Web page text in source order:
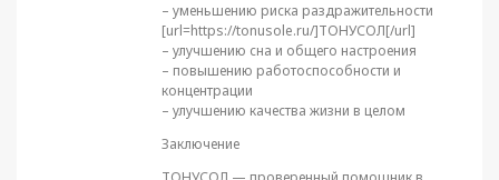
– уменьшению риска раздражительности
[url=https://tonusole.ru/]ТОНУСОЛ[/url]
– улучшению сна и общего настроения
– повышению работоспособности и
концентрации
– улучшению качества жизни в целом
Заключение